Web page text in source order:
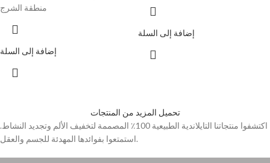
منطقة الشرج
إضافة إلى السلة
إضافة إلى السلة
تحميل المزيد من المنتجات
اكتشفوا منتجاتنا التايلاندية الطبيعية 100٪ المصممة لتخفيف الألم وتجديد النشاط.
استمتعوا بفوائدها المهدئة للجسم والعقل.